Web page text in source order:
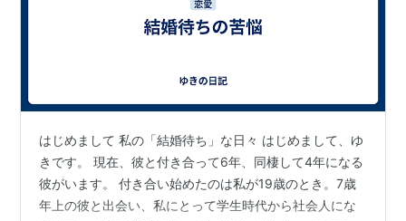
はじめまして 私の「結婚待ち」な日々 はじめまして、ゆ
きです。 現在、彼と付き合って6年、同棲して4年になる
彼がいます。 付き合い始めたのは私が19歳のとき。7歳
年上の彼と出会い、私にとって学生時代から社会人にな